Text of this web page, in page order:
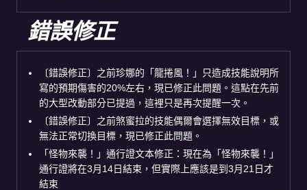
錯誤修正
〔錯誤修正〕之前珍娜的「龍捲風！」只造成技能說明所
寫的預期傷害的20%左右，現已修正此問題。這點在先前
的大型改動部分已提過，這裡只是再次提醒一次。
〔錯誤修正〕之前煞蜜拉的技能偶爾會選擇無效目標，或
無法正常切換目標，現已修正此問題。
「怪物來襲！」通行證文本修正：現在為「怪物來襲！」
通行證將在3月14日結束，但實際上應該是到3月21日才
結束